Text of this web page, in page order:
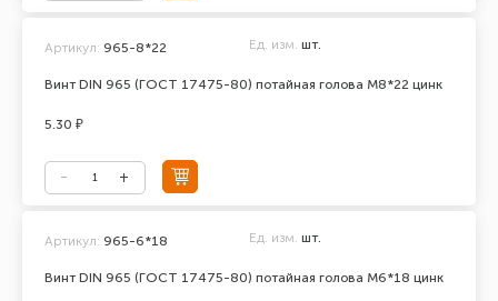
Винт DIN 965 (ГОСТ 17475-80) потайная голова М8*22 цинк
Артикул: 965-8*22 Ед. изм. шт.
5.30 ₽
Винт DIN 965 (ГОСТ 17475-80) потайная голова М6*18 цинк
Артикул: 965-6*18 Ед. изм. шт.